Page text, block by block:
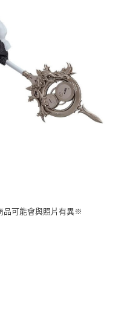
品可能會與照片有異※